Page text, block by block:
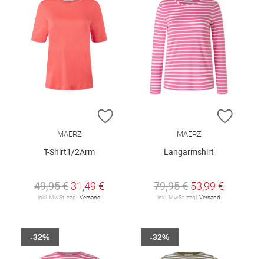
ZUR WUNSCHLISTE HINZUFÜGEN
MAERZ
T-Shirt1/2Arm
49,95 € 31,49 €
inkl. MwSt. zzgl. Versand
ZUR
MAERZ
Langarmshirt
79,95 € 53,99 €
inkl. MwSt. zzgl. Versand
-32% -32%